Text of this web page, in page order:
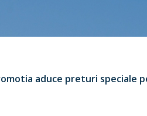
aduce preturi speciale